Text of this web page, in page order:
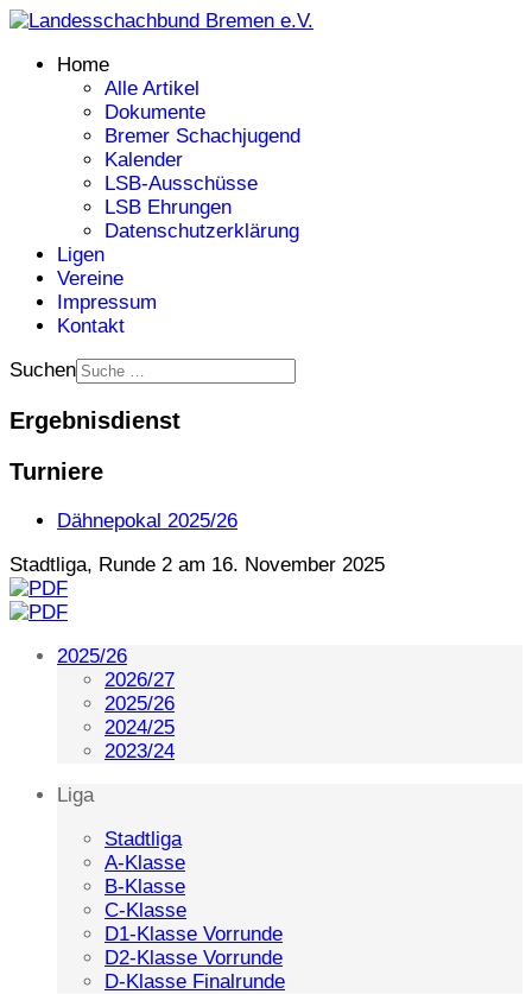
Home
Alle Artikel
Dokumente
Bremer Schachjugend
Kalender
LSB-Ausschüsse
LSB Ehrungen
Datenschutzerklärung
Ligen
Vereine
Impressum
Kontakt
Suchen
Ergebnisdienst
Turniere
Dähnepokal 2025/26
Stadtliga, Runde 2 am 16. November 2025
2025/26
2026/27
2025/26
2024/25
2023/24
Liga
Stadtliga
A-Klasse
B-Klasse
C-Klasse
D1-Klasse Vorrunde
D2-Klasse Vorrunde
D-Klasse Finalrunde